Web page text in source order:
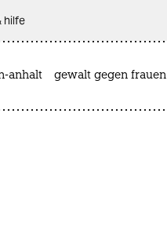
hilfe
anhalt gewalt gegen frauen